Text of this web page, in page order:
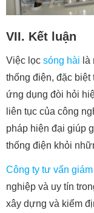
VII. Kết luận
Việc lọc sóng hài là
thống điện, đặc
ứng dụng đòi hỏi
liên tục của công
pháp hiện đại giúp
thống điện khỏi
Công ty tư vấn
nghiệp và uy tín
xây dựng và kiểm